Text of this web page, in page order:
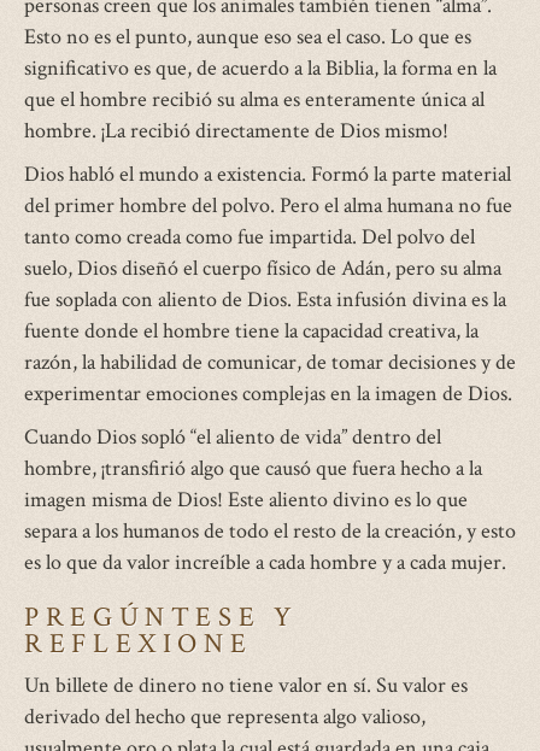
Esto no es el punto, aunque eso sea el caso. Lo que es
significativo es que, de acuerdo a la Biblia, la forma en la
que el hombre recibió su alma es enteramente única al
hombre. ¡La recibió directamente de Dios mismo!
Dios habló el mundo a existencia. Formó la parte material
del primer hombre del polvo. Pero el alma humana no fue
tanto como creada como fue impartida. Del polvo del
suelo, Dios diseñó el cuerpo físico de Adán, pero su alma
fue soplada con aliento de Dios. Esta infusión divina es la
fuente donde el hombre tiene la capacidad creativa, la
razón, la habilidad de comunicar, de tomar decisiones y de
experimentar emociones complejas en la imagen de Dios.
Cuando Dios sopló “el aliento de vida” dentro del
hombre, ¡transfirió algo que causó que fuera hecho a la
imagen misma de Dios! Este aliento divino es lo que
separa a los humanos de todo el resto de la creación, y esto
es lo que da valor increíble a cada hombre y a cada mujer.
PREGÚNTESE Y
REFLEXIONE
Un billete de dinero no tiene valor en sí. Su valor es
derivado del hecho que representa algo valioso,